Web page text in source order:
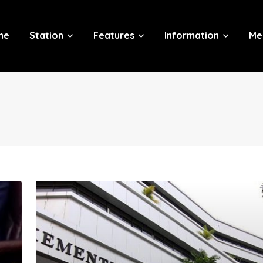
Station Features Information